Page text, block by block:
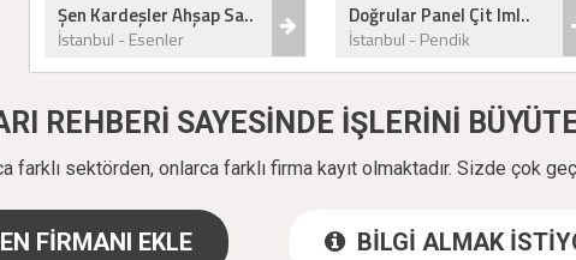
Şen Kardeşler Ahşap Sa..
İstanbul - Esenler
Doğrular Panel Çit Iml..
İstanbul - Pendik
REHBERİ SAYESİNDE İŞLERİNİ
farklı sektörden, onlarca farklı firma kayıt olmaktadır. Sizde çok
FİRMANI EKLE BİLGİ ALMAK